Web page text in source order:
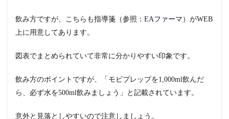
飲み方ですが、こちらも指導箋（参照： EAファーマ）がWEB
上に用意してあります。
図表でまとめられていて非常に分かりやすい印象です。
飲み方のポイントですが、「モビプレップを1,000ml飲んだ
ら、必ず水を500ml飲みましょう」と記載されています。
意外と見落としやすいので注意しましょう。